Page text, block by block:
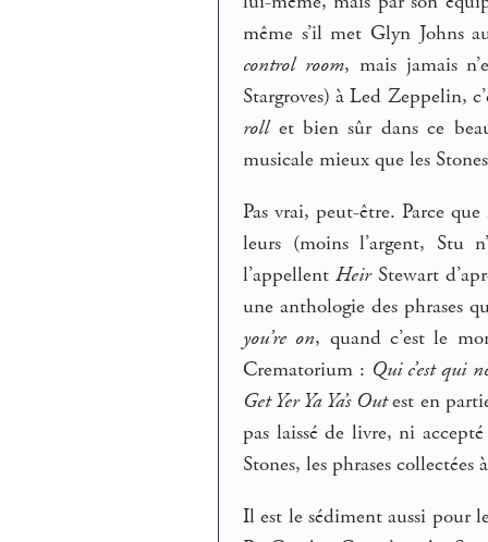
même s’il met Glyn Johns
control room, mais jamais
Stargroves) à Led Zeppelin,
rollet bien sûr dans ce
musicale mieux que les
Pas vrai, peut-être. Parce
leurs (moins l’argent, Stu
l’appellentHeirStewart
une anthologie des phrases
you’re on, quand c’est le
Crematorium : Qui c’est qui
Get Yer Ya Ya’s Outest en
pas laissé de livre, ni
Stones, les phrases
Il est le sédiment aussi pour